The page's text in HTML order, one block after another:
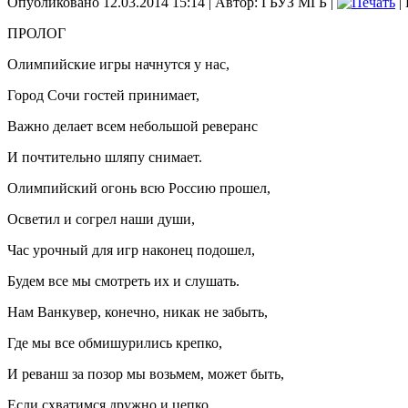
ПРОЛОГ
Олимпийские игры начнутся у нас,
Город Сочи гостей принимает,
Важно делает всем небольшой реверанс
И почтительно шляпу снимает.
Олимпийский огонь всю Россию прошел,
Осветил и согрел наши души,
Час урочный для игр наконец подошел,
Будем все мы смотреть их и слушать.
Нам Ванкувер, конечно, никак не забыть,
Где мы все обмишурились крепко,
И реванш за позор мы возьмем, может быть,
Если схватимся дружно и цепко.